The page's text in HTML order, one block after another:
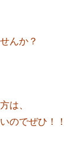
んか？
は、
のでぜひ！！